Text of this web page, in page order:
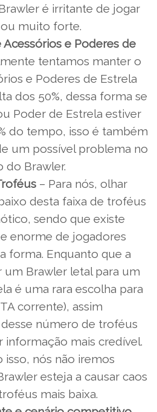
é irritante de jogar
muito forte.
Acessórios e Poderes de
tentamos manter o
e Poderes de Estrela
dos 50%, dessa forma se
Poder de Estrela estiver
do tempo, isso é também
um possível problema no
do Brawler.
– Para nós, olhar
desta faixa de troféus
sendo que existe
enorme de jogadores
forma. Enquanto que a
um Brawler letal para um
é uma rara escolha para
corrente), assim
número de troféus
informação mais credível.
isso, nós não iremos
esteja a causar caos
mais baixa.